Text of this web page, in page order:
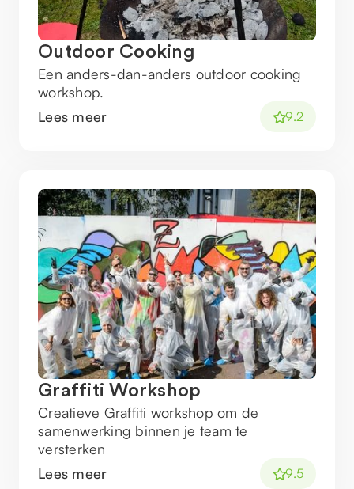
Outdoor Cooking
Een anders-dan-anders outdoor cooking
workshop.
Lees meer
9.2
Graffiti Workshop
Creatieve Graffiti workshop om de
samenwerking binnen je team te
versterken
Lees meer
9.5